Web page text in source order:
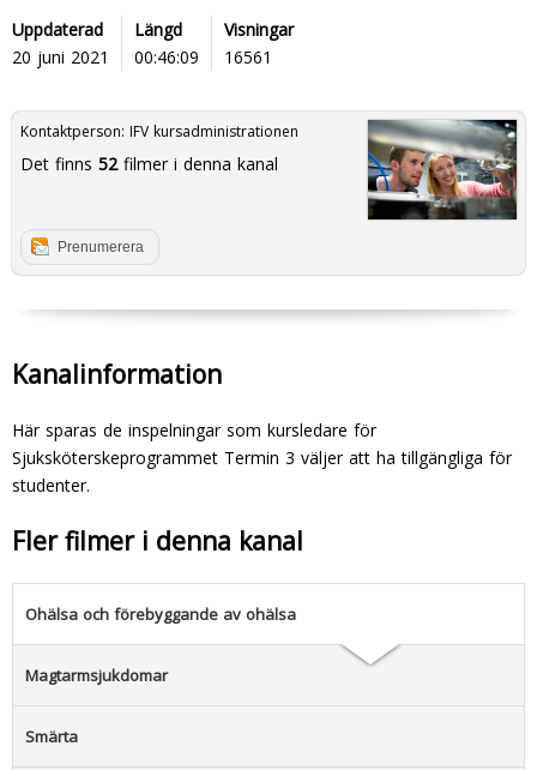
Uppdaterad
20 juni 2021
Längd
00:46:09
Visningar
16561
Kontaktperson: IFV kursadministrationen
Det finns 52filmer i denna kanal
Prenumerera
Kanalinformation
Här sparas de inspelningar som kursledare för
Sjuksköterskeprogrammet Termin 3 väljer att ha tillgängliga för
studenter.
Fler filmer i denna kanal
Ohälsa och förebyggande av ohälsa
Magtarmsjukdomar
Smärta